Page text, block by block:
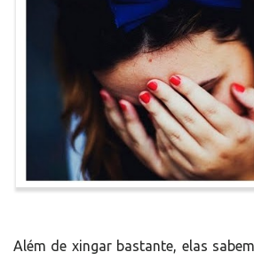
Além de xingar bastante, elas